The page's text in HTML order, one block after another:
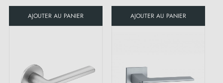
AJOUTER AU PANIER AJOUTER AU PANIER